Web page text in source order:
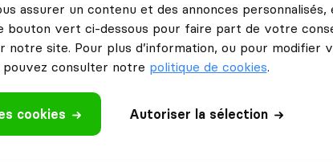
-
Ce que disent les clients
Efficace (1)
assurer un contenu et des annonces
bouton vert ci-dessous pour faire part de votre
notre site. Pour plus d’information, ou pour modifier
consulter notre politique de cookies.
cookies Autoriser la sélection